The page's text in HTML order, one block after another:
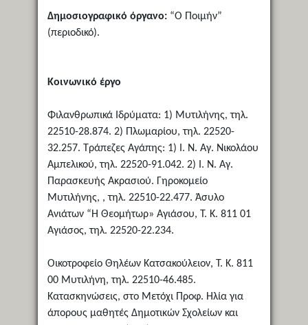
Δημοσιογραφικό όργανο:“Ο Ποιμήν”
(περιοδικό).
Κοινωνικό έργο
Φιλανθρωπικά Ιδρύματα: 1) Μυτιλήνης, τηλ.
22510-28.874. 2) Πλωμαρίου, τηλ. 22520-
32.257. Τράπεζες Αγάπης: 1) Ι. Ν. Αγ. Νικολάου
Αμπελικού, τηλ. 22520-91.042. 2) Ι. Ν. Αγ.
Παρασκευής Ακρασιού. Γηροκομείο
Μυτιλήνης, , τηλ. 22510-22.477. Άσυλο
Ανιάτων “Η Θεομήτωρ» Αγιάσου, Τ. Κ. 811 01
Αγιάσος, τηλ. 22520-22.234.
Οικοτροφείο Θηλέων Κατσακούλειον, Τ. Κ. 811
00 Μυτιλήνη, τηλ. 22510-46.485.
Κατασκηνώσεις, στο Μετόχι Προφ. Ηλία για
άπορους μαθητές Δημοτικών Σχολείων και